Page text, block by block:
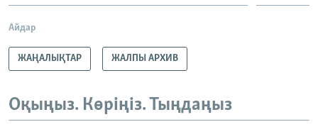
Айдар
ЖАҢАЛЫҚТАР ЖАЛПЫ АРХИВ
Оқыңыз. Көріңіз. Тыңдаңыз